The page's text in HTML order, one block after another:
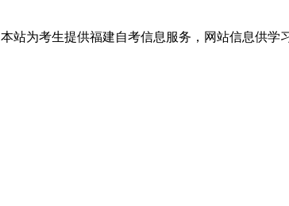
本站为考生提供福建自考信息服务，网站信息供学